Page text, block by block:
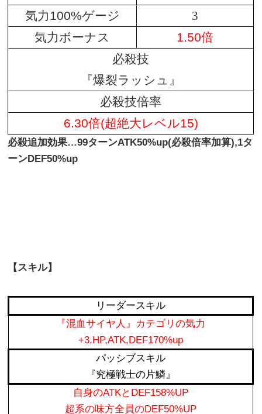
気力100%ゲージ
3
気力ボーナス
1.50倍
必殺技
『爆裂ラッシュ』
必殺技倍率
6.30倍(超絶大レベル15)
必殺追加効果…99ターンATK50%up(必殺倍率加算),1タ
ーンDEF50%up
【スキル】
リーダースキル
『混血サイヤ人』カテゴリの気力
+3,HP,ATK,DEF170%up
パッシブスキル
『究極戦士の片鱗』
自身のATKとDEF158%UP
超系の味方全員のDEF50%UP